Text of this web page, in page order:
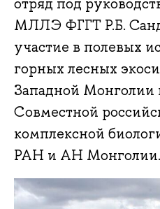
отряд под
МЛЛЭ ФГГТ Р.Б.
участие в полевых
горных лесных
Западной Монголии
Совместной
комплексной
РАН и АН Монголии.